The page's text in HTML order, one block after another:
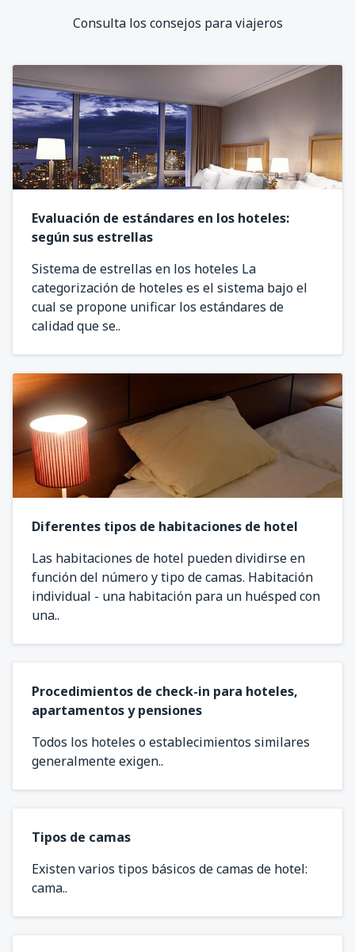
Consulta los consejos para viajeros
Evaluación de estándares en los hoteles:
según sus estrellas
Sistema de estrellas en los hoteles La
categorización de hoteles es el sistema bajo el
cual se propone unificar los estándares de
calidad que se..
Diferentes tipos de habitaciones de hotel
Las habitaciones de hotel pueden dividirse en
función del número y tipo de camas. Habitación
individual - una habitación para un huésped con
una..
Procedimientos de check-in para hoteles,
apartamentos y pensiones
Todos los hoteles o establecimientos similares
generalmente exigen..
Tipos de camas
Existen varios tipos básicos de camas de hotel:
cama..